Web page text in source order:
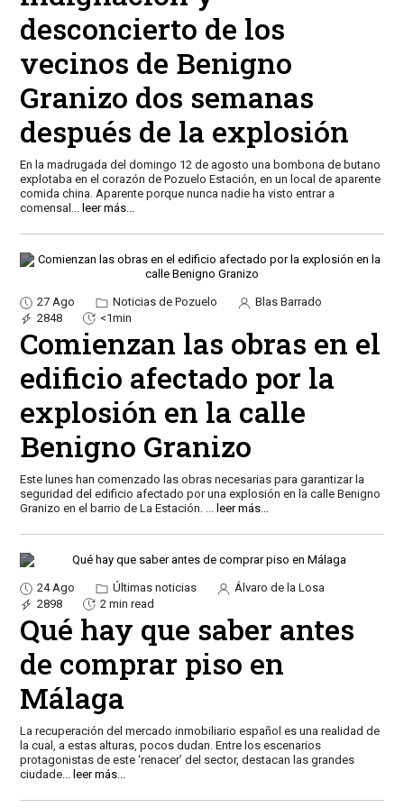
desconcierto de los
vecinos de Benigno
Granizo dos semanas
después de la explosión
En la madrugada del domingo 12 de agosto una bombona de butano
explotaba en el corazón de Pozuelo Estación, en un local de aparente
comida china. Aparente porque nunca nadie ha visto entrar a
comensal ... leer más...
27 Ago Noticias de Pozuelo
Blas Barrado
2848
<1min
Comienzan las obras en el
edificio afectado por la
explosión en la calle
Benigno Granizo
Este lunes han comenzado las obras necesarias para garantizar la
seguridad del edificio afectado por una explosión en la calle Benigno
Granizo en el barrio de La Estación. ... leer más...
24 Ago Últimas noticias
Álvaro de la Losa
2898
2 min read
Qué hay que saber antes
de comprar piso en
Málaga
La recuperación del mercado inmobiliario español es una realidad de
la cual, a estas alturas, pocos dudan. Entre los escenarios
protagonistas de este ‘renacer’ del sector, destacan las grandes
ciudade... leer más...